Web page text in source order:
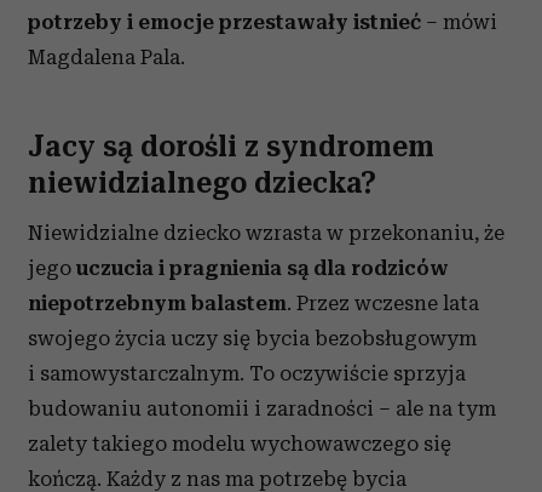
potrzeby i emocje przestawały istnieć – mówi
Magdalena Pala.
Jacy są dorośli z syndromem
niewidzialnego dziecka?
Niewidzialne dziecko wzrasta w przekonaniu, że
jego uczucia i pragnienia są dla rodziców
niepotrzebnym balastem. Przez wczesne lata
swojego życia uczy się bycia bezobsługowym
i samowystarczalnym. To oczywiście sprzyja
budowaniu autonomii i zaradności – ale na tym
zalety takiego modelu wychowawczego się
kończą. Każdy z nas ma potrzebę bycia